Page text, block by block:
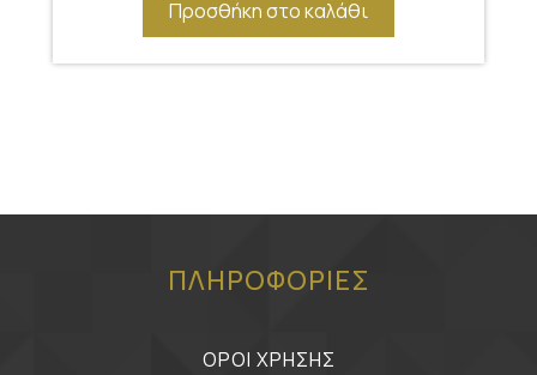
Προσθήκη στο καλάθι
ΠΛΗΡΟΦΟΡΙΕΣ
ΟΡΟΙ ΧΡΗΣΗΣ